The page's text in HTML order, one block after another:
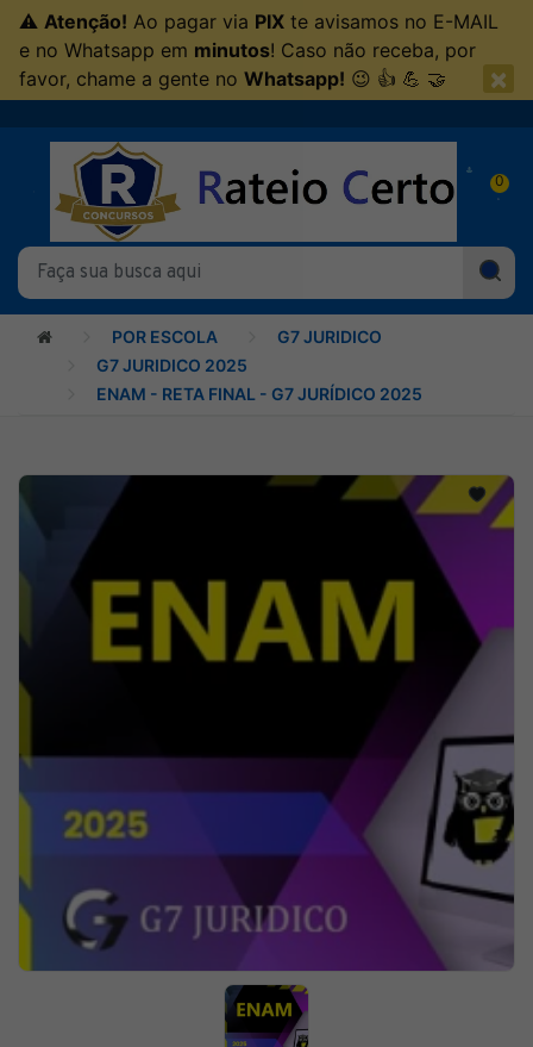
⚠ Atenção! Ao pagar via PIX te avisamos no E-MAIL
e no Whatsapp em minutos! Caso não receba, por
favor, chame a gente no Whatsapp! 😉 👍 💪 🤝 ×
0
POR ESCOLA
G7 JURIDICO
G7 JURIDICO 2025
ENAM - RETA FINAL - G7 JURÍDICO 2025